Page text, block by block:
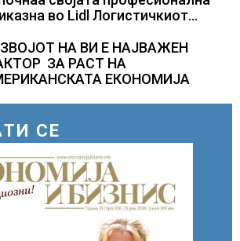
во Lidl Логистичкиот
НА ВИ Е НАЈВАЖЕН
ЗА РАСТ НА
ЕКОНОМИЈА
СЕ